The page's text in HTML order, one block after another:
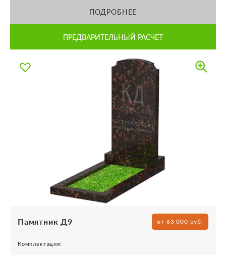
ПОДРОБНЕЕ
ПРЕДВАРИТЕЛЬНЫЙ РАСЧЕТ
Памятник Д9 от 63 000 руб.
Комплектация: